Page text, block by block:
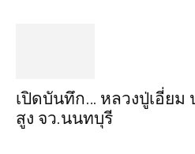
เปิดบันทึก… หลวงปู่เอี่ย
สูง​ จว.นนทบุรี